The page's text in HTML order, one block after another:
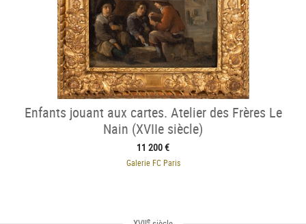
Enfants jouant aux cartes. Atelier des Frères Le
Nain (XVIIe siècle)
11 200 €
Galerie FC Paris
e